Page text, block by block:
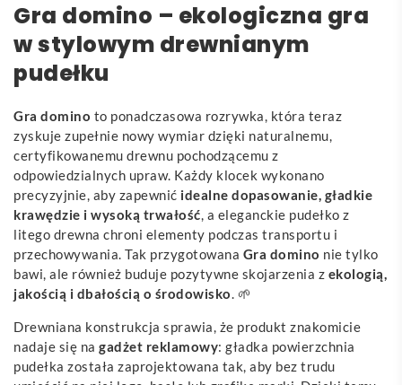
Gra domino – ekologiczna gra
w stylowym drewnianym
pudełku
Gra domino to ponadczasowa rozrywka, która teraz
zyskuje zupełnie nowy wymiar dzięki naturalnemu,
certyfikowanemu drewnu pochodzącemu z
odpowiedzialnych upraw. Każdy klocek wykonano
precyzyjnie, aby zapewnić idealne dopasowanie, gładkie
krawędzie i wysoką trwałość, a eleganckie pudełko z
litego drewna chroni elementy podczas transportu i
przechowywania. Tak przygotowana Gra domino nie tylko
bawi, ale również buduje pozytywne skojarzenia z ekologią,
jakością i dbałością o środowisko. 🌱
Drewniana konstrukcja sprawia, że produkt znakomicie
nadaje się na gadżet reklamowy: gładka powierzchnia
pudełka została zaprojektowana tak, aby bez trudu